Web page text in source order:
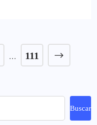
… 111
Buscar